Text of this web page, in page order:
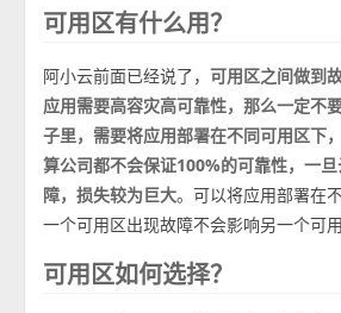
可用区有什么用？
阿小云前面已经说了，可用区之间做到
应用需要高容灾高可靠性，那么一定不
子里，需要将应用部署在不同可用区下
算公司都不会保证100%的可靠性，一
障，损失较为巨大。可以将应用部署在
一个可用区出现故障不会影响另一个可
可用区如何选择？